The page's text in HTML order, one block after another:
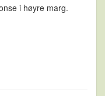
i høyre marg.